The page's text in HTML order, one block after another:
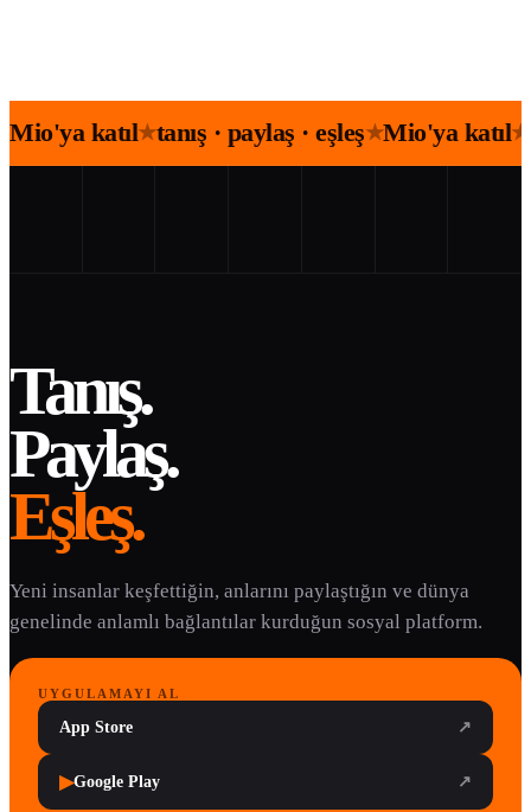
Mio'ya katıl★tanış · paylaş · eşleş★Mio'ya katıl★
Tanış.
Paylaş.
Eşleş.
Yeni insanlar keşfettiğin, anlarını paylaştığın ve dünya
genelinde anlamlı bağlantılar kurduğun sosyal platform.
UYGULAMAYI AL
App Store ↗
▶Google Play ↗